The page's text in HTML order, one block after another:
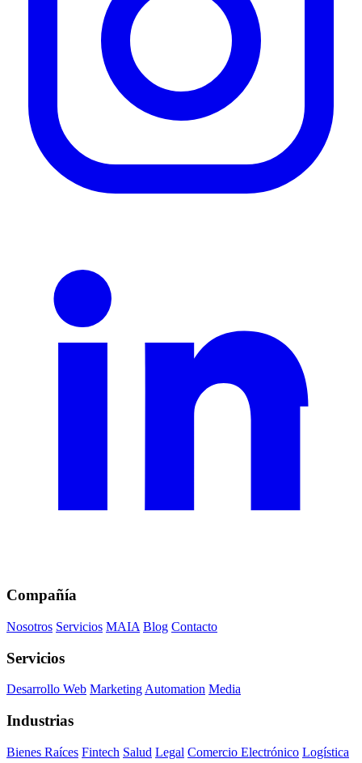
Compañía
Nosotros Servicios MAIA Blog Contacto
Servicios
Desarrollo Web MarketingAutomation Media
Industrias
Bienes Raíces Fintech Salud Legal Comercio Electrónico Logística